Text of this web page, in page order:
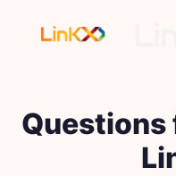
Questions